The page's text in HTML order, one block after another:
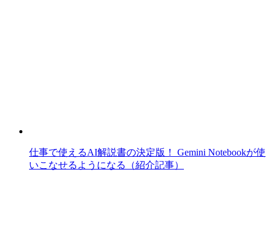
仕事で使えるAI解説書の決定版！ Gemini Notebookが使
いこなせるようになる（紹介記事）